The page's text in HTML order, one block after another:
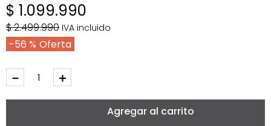
$ 1.099.990
$2.499.990 IVA incluido
56 %
＋
－
Agregar al carrito